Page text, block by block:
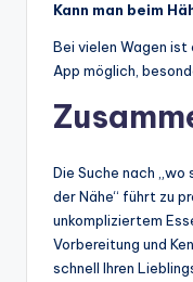
Kann man beim
Bei vielen Wagen
App möglich,
Die Suche nach
der Nähe“ führt zu
unkompliziertem
Vorbereitung und
schnell Ihren